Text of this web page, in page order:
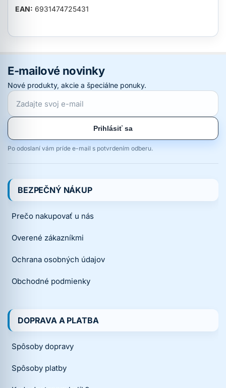
EAN: 6931474725431
E-mailové novinky
Nové produkty, akcie a špeciálne ponuky.
Prihlásiť sa
Po odoslaní vám príde e-mail s potvrdením odberu.
BEZPEČNÝ NÁKUP
Prečo nakupovať u nás
Overené zákazníkmi
Ochrana osobných údajov
Obchodné podmienky
DOPRAVA A PLATBA
Spôsoby dopravy
Spôsoby platby